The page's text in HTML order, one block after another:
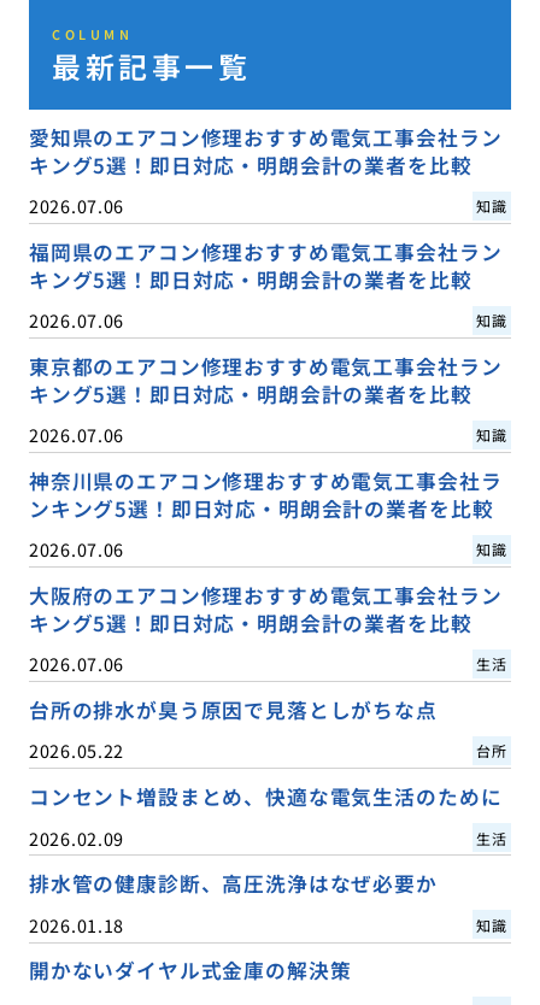
COLUMN
最新記事一覧
愛知県のエアコン修理おすすめ電気工事会社ラン
キング5選！即日対応・明朗会計の業者を比較
2026.07.06 知識
福岡県のエアコン修理おすすめ電気工事会社ラン
キング5選！即日対応・明朗会計の業者を比較
2026.07.06 知識
東京都のエアコン修理おすすめ電気工事会社ラン
キング5選！即日対応・明朗会計の業者を比較
2026.07.06 知識
神奈川県のエアコン修理おすすめ電気工事会社ラ
ンキング5選！即日対応・明朗会計の業者を比較
2026.07.06 知識
大阪府のエアコン修理おすすめ電気工事会社ラン
キング5選！即日対応・明朗会計の業者を比較
2026.07.06 生活
台所の排水が臭う原因で見落としがちな点
2026.05.22 台所
コンセント増設まとめ、快適な電気生活のために
2026.02.09 生活
排水管の健康診断、高圧洗浄はなぜ必要か
2026.01.18 知識
開かないダイヤル式金庫の解決策